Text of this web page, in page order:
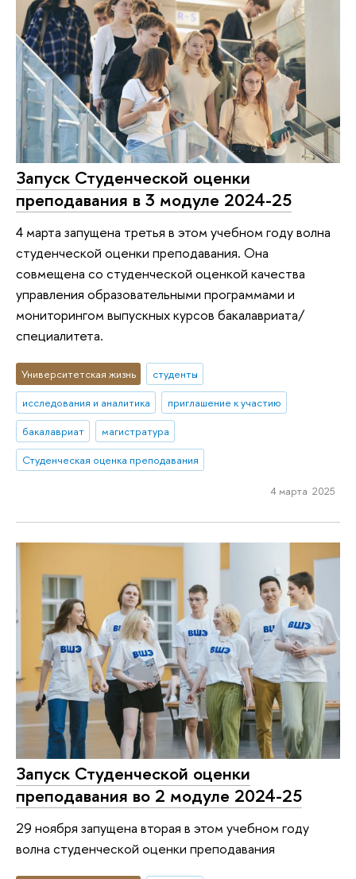
Запуск Студенческой оценки
преподавания в 3 модуле 2024-25
4 марта запущена третья в этом учебном году волна
студенческой оценки преподавания. Она
совмещена со студенческой оценкой качества
управления образовательными программами и
мониторингом выпускных курсов бакалавриата/
специалитета.
Университетская жизнь
студенты
исследования и аналитика
приглашение к участию
бакалавриат
магистратура
Студенческая оценка преподавания
4 марта 2025
Запуск Студенческой оценки
преподавания во 2 модуле 2024-25
29 ноября запущена вторая в этом учебном году
волна студенческой оценки преподавания